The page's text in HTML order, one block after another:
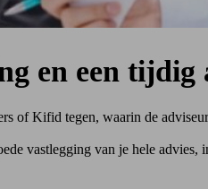
en een
of Kifid tegen, waarin de
vastlegging van je hele